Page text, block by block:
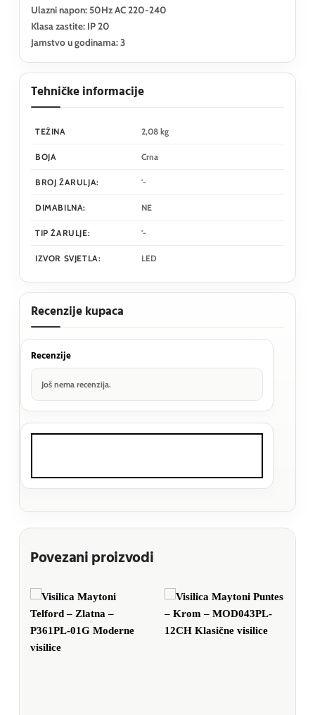
Ulazni napon: 50Hz AC 220-240
Klasa zastite: IP 20
Jamstvo u godinama: 3
Tehničke informacije
TEŽINA 2,08 kg
BOJA Crna
BROJ ŽARULJA: '-
DIMABILNA: NE
TIP ŽARULJE: '-
IZVOR SVJETLA: LED
Recenzije kupaca
Recenzije
Još nema recenzija.
Povezani proizvodi